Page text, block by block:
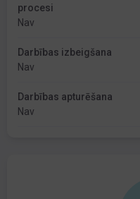
procesi
Nav
Darbības izbeigšana
Nav
Darbības apturēšana
Nav